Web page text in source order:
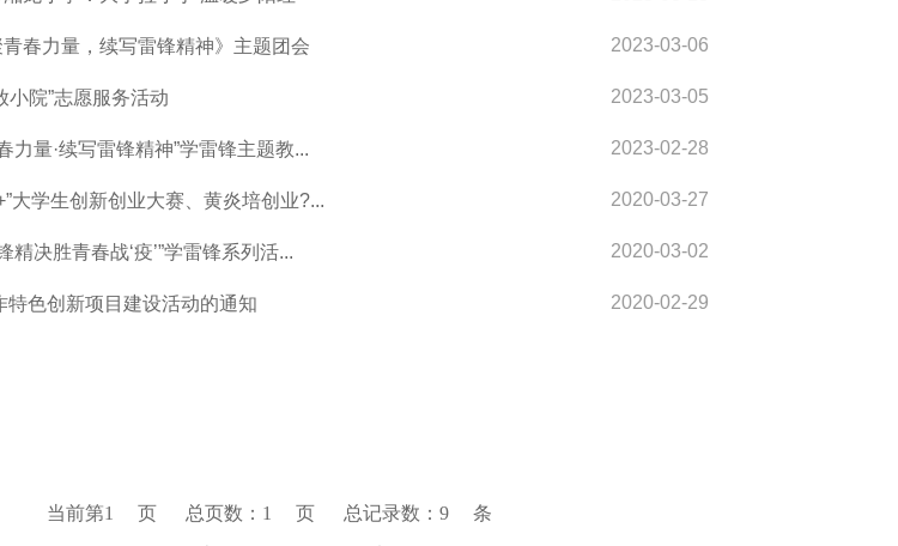
2023-03-06
春力量，续写雷锋精神》主题团会
2023-03-05
小院”志愿服务活动
2023-02-28
力量·续写雷锋精神”学雷锋主题教...
2020-03-27
大学生创新创业大赛、黄炎培创业?...
2020-03-02
精决胜青春战‘疫’”学雷锋系列活...
2020-02-29
色创新项目建设活动的通知
当前第1 页 总页数： 1 页 总记录数： 9 条